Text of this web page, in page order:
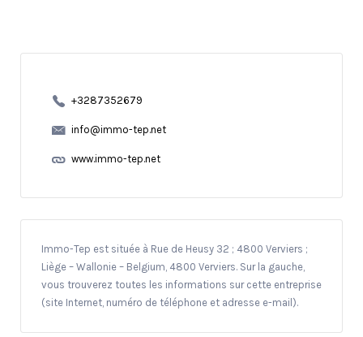
+3287352679
info@immo-tep.net
www.immo-tep.net
Immo-Tep est située à Rue de Heusy 32 ; 4800 Verviers ;
Liège – Wallonie – Belgium, 4800 Verviers. Sur la gauche,
vous trouverez toutes les informations sur cette entreprise
(site Internet, numéro de téléphone et adresse e-mail).